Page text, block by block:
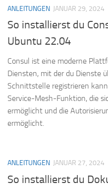
ANLEITUNGEN JANUAR 29, 2024
So installierst du
Ubuntu 22.04
Consul ist eine moderne
Diensten, mit der du Dienste
Schnittstelle registrieren
Service-Mesh-Funktion, die
ermöglicht und die
ermöglicht.
ANLEITUNGEN JANUAR 27, 2024
So installierst du